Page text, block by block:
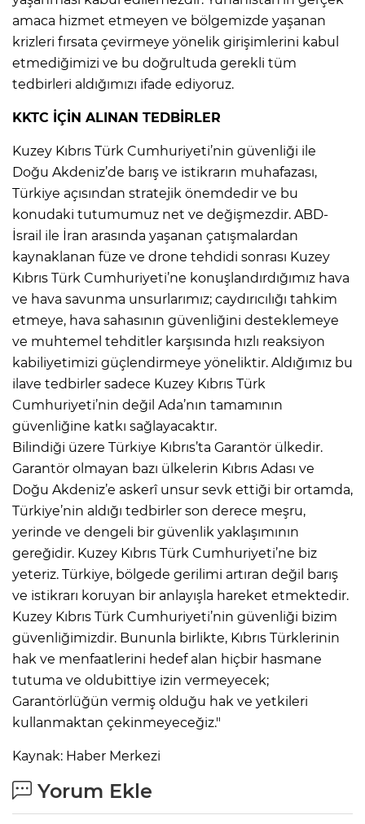
amaca hizmet etmeyen ve bölgemizde yaşanan
krizleri fırsata çevirmeye yönelik girişimlerini kabul
etmediğimizi ve bu doğrultuda gerekli tüm
tedbirleri aldığımızı ifade ediyoruz.
KKTC İÇİN ALINAN TEDBİRLER
Kuzey Kıbrıs Türk Cumhuriyeti’nin güvenliği ile
Doğu Akdeniz’de barış ve istikrarın muhafazası,
Türkiye açısından stratejik önemdedir ve bu
konudaki tutumumuz net ve değişmezdir. ABD-
İsrail ile İran arasında yaşanan çatışmalardan
kaynaklanan füze ve drone tehdidi sonrası Kuzey
Kıbrıs Türk Cumhuriyeti’ne konuşlandırdığımız hava
ve hava savunma unsurlarımız; caydırıcılığı tahkim
etmeye, hava sahasının güvenliğini desteklemeye
ve muhtemel tehditler karşısında hızlı reaksiyon
kabiliyetimizi güçlendirmeye yöneliktir. Aldığımız bu
ilave tedbirler sadece Kuzey Kıbrıs Türk
Cumhuriyeti’nin değil Ada’nın tamamının
güvenliğine katkı sağlayacaktır.
Bilindiği üzere Türkiye Kıbrıs’ta Garantör ülkedir.
Garantör olmayan bazı ülkelerin Kıbrıs Adası ve
Doğu Akdeniz’e askerî unsur sevk ettiği bir ortamda,
Türkiye’nin aldığı tedbirler son derece meşru,
yerinde ve dengeli bir güvenlik yaklaşımının
gereğidir. Kuzey Kıbrıs Türk Cumhuriyeti’ne biz
yeteriz. Türkiye, bölgede gerilimi artıran değil barış
ve istikrarı koruyan bir anlayışla hareket etmektedir.
Kuzey Kıbrıs Türk Cumhuriyeti’nin güvenliği bizim
güvenliğimizdir. Bununla birlikte, Kıbrıs Türklerinin
hak ve menfaatlerini hedef alan hiçbir hasmane
tutuma ve oldubittiye izin vermeyecek;
Garantörlüğün vermiş olduğu hak ve yetkileri
kullanmaktan çekinmeyeceğiz."
Kaynak: Haber Merkezi
Yorum Ekle